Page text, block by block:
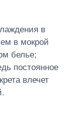
в
в мокрой
белье;
постоянное
влечет